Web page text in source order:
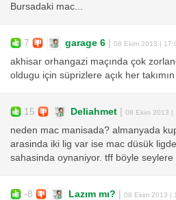
Bursadaki mac...
7 garage 6 | 08 Ekim 2013 |
akhisar orhangazi maçında çok
oldugu için süprizlere açık her
15 Deliahmet | 08 Ekim 2013 |
neden mac manisada? almanyada
arasinda iki lig var ise mac düsük
sahasinda oynaniyor. tff böyle seylere
-8 Lazım mı? | 08 Ekim 2013 |